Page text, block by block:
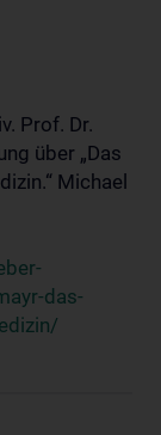
Prof. Dr.
über „Das
Michael
das-